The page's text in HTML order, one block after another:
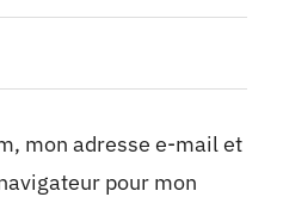
mon adresse e-mail et
pour mon